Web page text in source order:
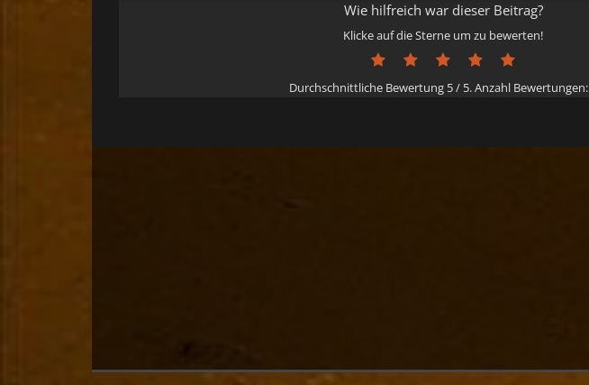
Wie hilfreich war dieser Beitrag?
Klicke auf die Sterne um zu bewerten!
Durchschnittliche Bewertung 5/ 5. Anzahl Bewertungen: